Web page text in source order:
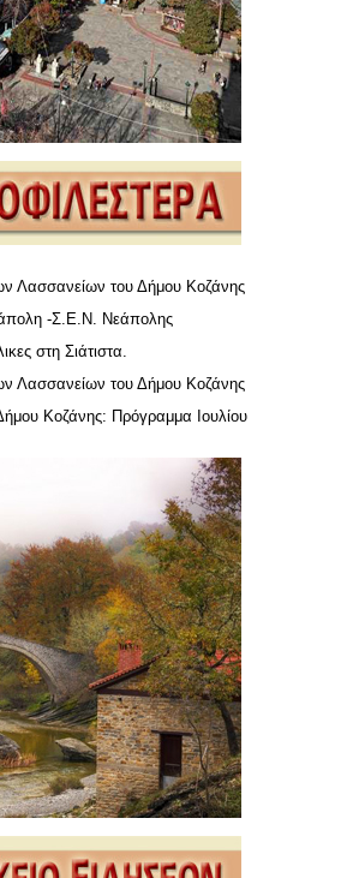
Λασσανείων του Δήμου Κοζάνης
-Σ.Ε.Ν. Νεάπολης
στη Σιάτιστα.
Λασσανείων του Δήμου Κοζάνης
Δήμου Κοζάνης: Πρόγραμμα Ιουλίου